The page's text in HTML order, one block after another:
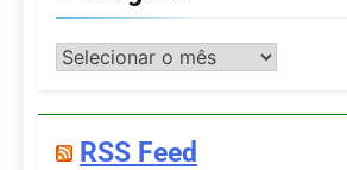
Postagens
RSS Feed